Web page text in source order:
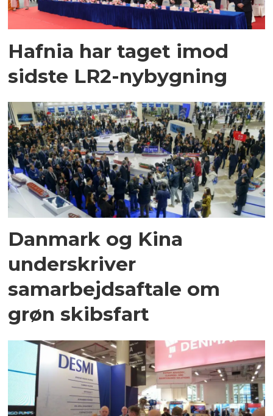
Hafnia har taget imod
sidste LR2-nybygning
Danmark og Kina
underskriver
samarbejdsaftale om
grøn skibsfart